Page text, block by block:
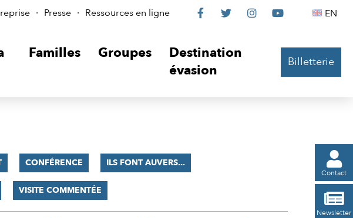
Presse Ressources en ligne
Le
sur

Le

Le

Le
 EN
Familles Groupes
Destination
évasion
Billetterie

Contact

Newsletter
CONFÉRENCE ILS FONT AUVERS...
VISITE COMMENTÉE